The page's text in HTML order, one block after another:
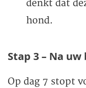
denkt dat
hond.
Stap 3 – Na
Op dag 7 stopt